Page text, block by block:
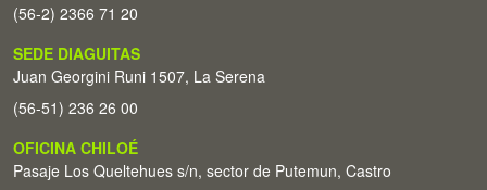
(56-2) 2366 71 20
SEDE DIAGUITAS
Juan Georgini Runi 1507, La Serena
(56-51) 236 26 00
OFICINA CHILOÉ
Pasaje Los Queltehues s/n, sector de Putemun, Castro